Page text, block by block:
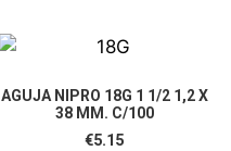
AGUJA NIPRO 18G 1 1/2 1,2 X
38 MM. C/100
€5.15